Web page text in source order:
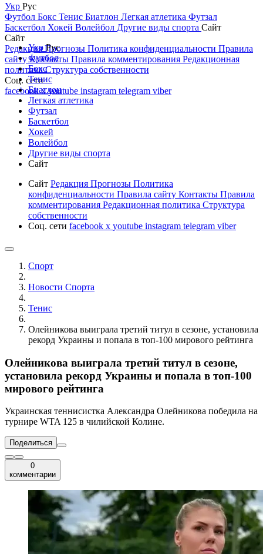
Укр Рус
Футбол Бокс Тенис Биатлон Легкая атлетика Футзал
Баскетбол Хокей Волейбол Другие виды спорта Сайт
Сайт
РедакцияПрогнозы Политика конфиденциальности Правила
сайтуКонтакты Правила комментирования Редакционная
политикаСтруктура собственности
Соц. сети
facebookxyoutube instagram telegram viber
УкрРус
Футбол
Бокс
Тенис
Биатлон
Легкая атлетика
Футзал
Баскетбол
Хокей
Волейбол
Другие виды спорта
Сайт
Сайт Редакция Прогнозы Политика
конфиденциальности Правила сайту Контакты Правила
комментирования Редакционная политика Структура
собственности
Соц. сети facebook x youtube instagram telegram viber
Спорт
Новости Cпорта
Тенис
Олейникова выиграла третий титул в сезоне, установила
рекорд Украины и попала в топ-100 мирового рейтинга
Олейникова выиграла третий титул в сезоне,
установила рекорд Украины и попала в топ-100
мирового рейтинга
Украинская теннисистка Александра Олейникова победила на
турнире WTA 125 в чилийской Колине.
Поделиться
0
комментарии